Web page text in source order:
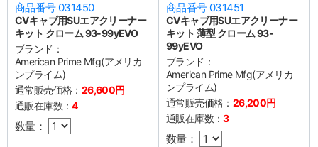
商品番号 031450
CVキャブ用SUエアクリーナー
キット クローム 93-99yEVO
ブランド：
American Prime Mfg(アメリカ
ンプライム)
通常販売価格： 26,600円
通販在庫数：4
数量：
商品番号 031451
CVキャブ用SUエアクリーナー
キット 薄型 クローム 93-
99yEVO
ブランド：
American Prime Mfg(アメリカ
ンプライム)
通常販売価格： 26,200円
通販在庫数：3
数量：